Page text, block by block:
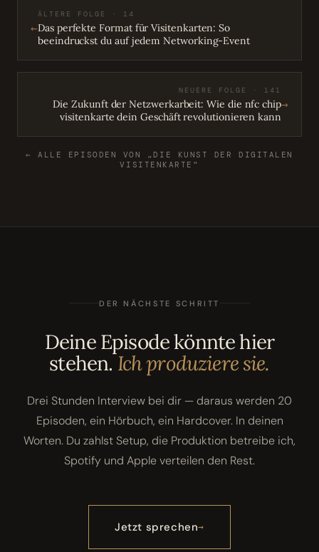
←
ÄLTERE FOLGE · 14
Das perfekte Format für Visitenkarten: So
beeindruckst du auf jedem Networking-Event
NEUERE FOLGE · 141
Die Zukunft der Netzwerkarbeit: Wie die nfc chip
visitenkarte dein Geschäft revolutionieren kann
→
← ALLE EPISODEN VON „DIE KUNST DER DIGITALEN
VISITENKARTE"
DER NÄCHSTE SCHRITT
Deine Episode könnte hier
stehen.Ich produziere sie.
Drei Stunden Interview bei dir — daraus werden 20
Episoden, ein Hörbuch, ein Hardcover. In deinen
Worten. Du zahlst Setup, die Produktion betreibe ich,
Spotify und Apple verteilen den Rest.
Jetzt sprechen